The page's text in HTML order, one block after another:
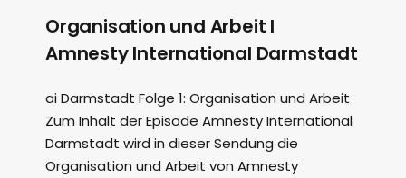
Organisation und Arbeit I
Amnesty International Darmstadt
ai Darmstadt Folge 1: Organisation und Arbeit
Zum Inhalt der Episode Amnesty International
Darmstadt wird in dieser Sendung die
Organisation und Arbeit von Amnesty